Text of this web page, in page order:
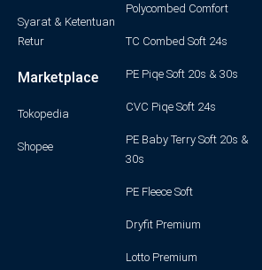
Syarat & Ketentuan
Retur
Marketplace
Tokopedia
Shopee
Polycombed Comfort
TC Combed Soft 24s
PE Piqe Soft 20s & 30s
CVC Piqe Soft 24s
PE Baby Terry Soft 20s &
30s
PE Fleece Soft
Dryfit Premium
Lotto Premium